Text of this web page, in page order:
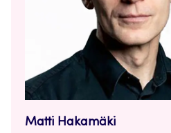
Matti Hakamäki